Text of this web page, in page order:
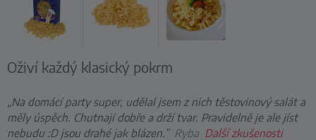
Oživí každý klasický pokrm
„Na domácí party super, udělal jsem z nich těstovinový salát a
měly úspěch. Chutnají dobře a drží tvar. Pravidelně je ale jíst
nebudu :D jsou drahé jak blázen.” Ryba Další zkušenosti